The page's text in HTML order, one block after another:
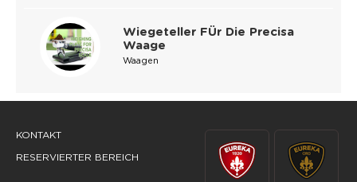
Wiegeteller FÜr Die Precisa
Waage
Waagen
KONTAKT
RESERVIERTER BEREICH